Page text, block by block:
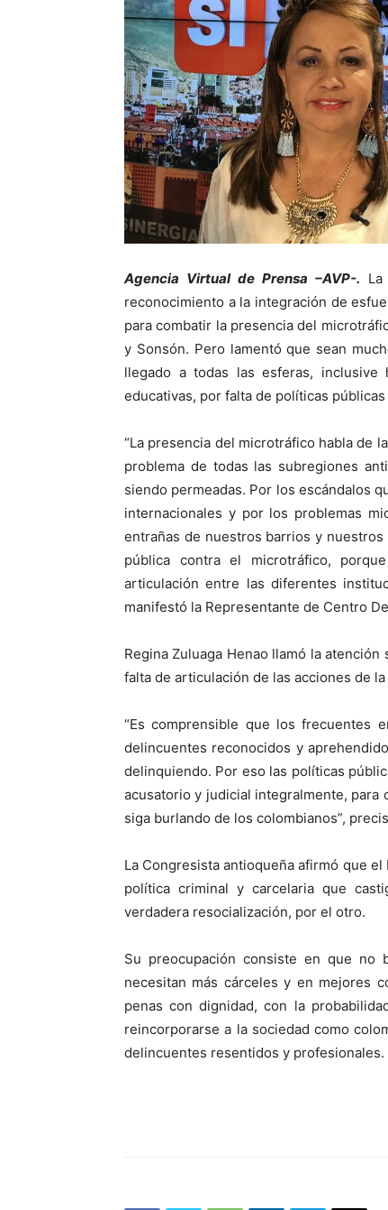
Agencia Virtual de Prensa –AVP-.
reconocimiento a la integración de
para combatir la presencia del
y Sonsón. Pero lamentó que sean
llegado a todas las esferas,
educativas, por falta de políticas
“La presencia del microtráfico habla de
problema de todas las subregiones
siendo permeadas. Por los escándalos
internacionales y por los problemas
entrañas de nuestros barrios y
pública contra el microtráfico,
articulación entre las diferentes
manifestó la Representante de Centro
Regina Zuluaga Henao llamó la
falta de articulación de las acciones de
“Es comprensible que los frecuentes
delincuentes reconocidos y
delinquiendo. Por eso las políticas
acusatorio y judicial integralmente,
siga burlando de los colombianos”,
La Congresista antioqueña afirmó que
política criminal y carcelaria que
verdadera resocialización, por el otro.
Su preocupación consiste en que no
necesitan más cárceles y en mejores
penas con dignidad, con la
reincorporarse a la sociedad como
delincuentes resentidos y profesionales.